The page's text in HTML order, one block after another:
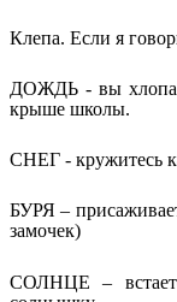
Клепа. Если я
ДОЖДЬ - вы
крыше школы.
СНЕГ - кружитесь
БУРЯ –
замочек)
СОЛНЦЕ –